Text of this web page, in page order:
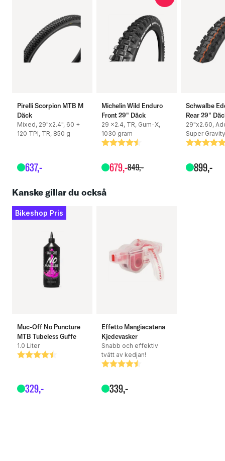
Tubeless easy gör däcket enkelt att installera tubeless
E-25 Ready - däcket är säkert och tål belastningen när det
används på elcyklar
Färg: Svart
Execution: Super Gravity
Gummiblandning: Addix Soft
TLE
E-25
Mått: 29" x 2.60 (65-622)
Vikbar
Vikt: 1370 gram
Pirelli Scorpion MTB M
Däck
Mixed, 29"x2.4", 60 +
120 TPI, TR, 850 g
637,-
Michelin Wild Enduro
Front 29" Däck
29 x2.4, TR, Gum-X,
1030 gram
Betyg:
4.8 utav 5 stjärnor
679,-849,-
Schwalbe
Rear 29"
29"x2.60,
Super Gravity
Betyg:
5.0 utav
899,-
Kanske gillar du också
Bikeshop Pris
Muc-Off No Puncture
MTB Tubeless Guffe
1.0 Liter
Betyg:
4.8 utav 5 stjärnor
329,-
Effetto Mangiacatena
Kjedevasker
Snabb och effektiv
tvätt av kedjan!
Betyg:
4.3 utav 5 stjärnor
339,-